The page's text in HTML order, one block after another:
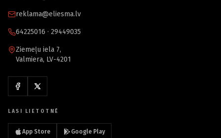
reklama@eliesma.lv
64225016 · 29449035
Ziemeļu iela 7,
Valmiera, LV-4201
LASI LIETOTNĒ
App Store Google Play